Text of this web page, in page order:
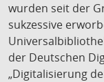
wurden seit der
sukzessive
der Deutschen
„Digitalisierung